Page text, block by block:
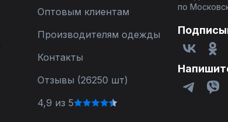
Оптовым клиентам
Производителям одежды
Контакты
Отзывы (26250 шт)
4,9 из 5
по